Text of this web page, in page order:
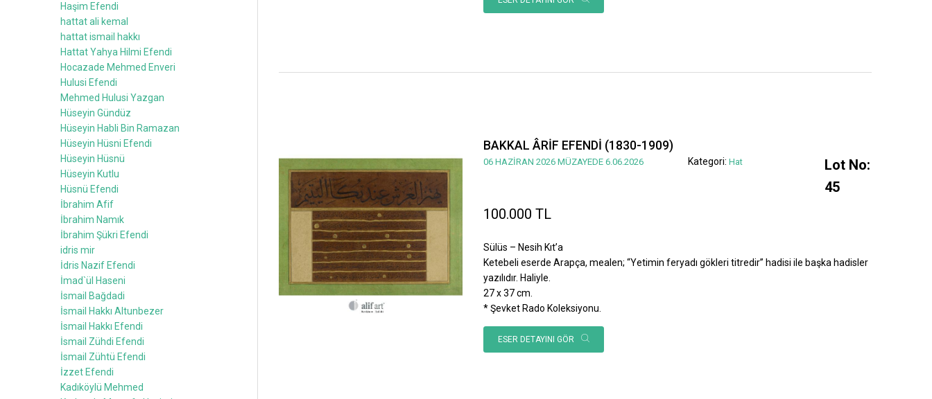
BAKKAL ÂRİF EFENDİ (1830-1909)
06 HAZİRAN 2026 MÜZAYEDE 6.06.2026 Kategori: Hat
Lot No:
45
100.000 TL
Sülüs – Nesih Kıt’a
Ketebeli eserde Arapça, mealen; “Yetimin feryadı gökleri titredir” hadisi ile başka hadisler
yazılıdır. Haliyle.
27 x 37 cm.
* Şevket Rado Koleksiyonu.
ESER DETAYINI GÖR
Haşim Efendi
hattat ali kemal
hattat ismail hakkı
Hattat Yahya Hilmi Efendi
Hocazade Mehmed Enveri
Hulusi Efendi
Mehmed Hulusi Yazgan
Hüseyin Gündüz
Hüseyin Habli Bin Ramazan
Hüseyin Hüsni Efendi
Hüseyin Hüsnü
Hüseyin Kutlu
Hüsnü Efendi
İbrahim Afif
İbrahim Namık
İbrahim Şükri Efendi
idris mir
İdris Nazif Efendi
İmad`ül Haseni
İsmail Bağdadi
İsmail Hakkı Altunbezer
İsmail Hakkı Efendi
İsmail Zühdi Efendi
İsmail Zühtü Efendi
İzzet Efendi
Kadıköylü Mehmed